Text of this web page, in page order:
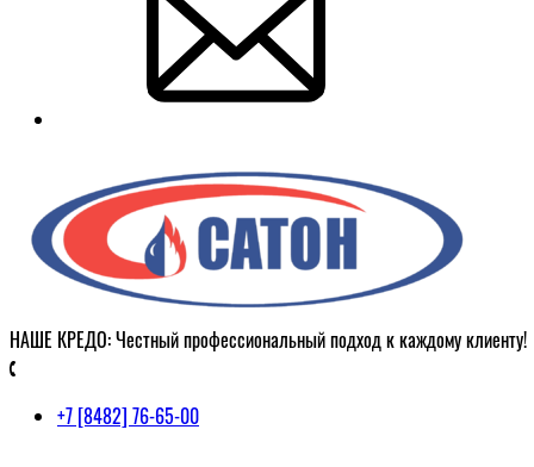
НАШЕ КРЕДО: Честный профессиональный подход к каждому клиенту!
+7 [8482] 76-65-00